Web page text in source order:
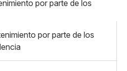
por parte de los